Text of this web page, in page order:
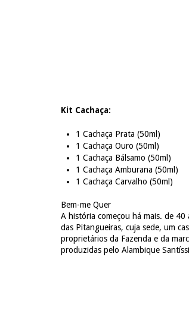
Kit Cachaça:
1 Cachaça Prata (50ml)
1 Cachaça Ouro (50ml)
1 Cachaça Bálsamo (50ml)
1 Cachaça Amburana (50ml)
1 Cachaça Carvalho (50ml)
Bem-me Quer
A história começou há mais. de
das Pitangueiras, cuja sede, um
proprietários da Fazenda e da
produzidas pelo Alambique